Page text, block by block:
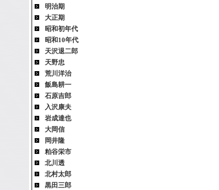
明治期
大正期
昭和初年代
昭和10年代
天沢退二郎
天野忠
荒川洋治
飯島耕一
石原吉郎
入沢康夫
岩成達也
大岡信
岡井隆
粕谷栄市
北川透
北村太郎
黒田三郎